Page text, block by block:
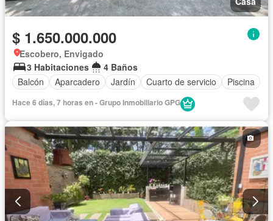
$ 1.650.000.000
Escobero, Envigado
3 Habitaciones
4 Baños
Balcón
Aparcadero Jardín Cuarto de servicio Piscina
Hace 6 días, 7 horas en - Grupo Inmobiliario GPG